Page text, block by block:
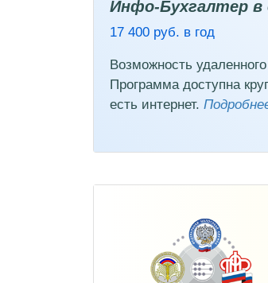
Инфо-Бухгалтер в
17 400 руб. в год
Возможность
Программа доступна
есть интернет.